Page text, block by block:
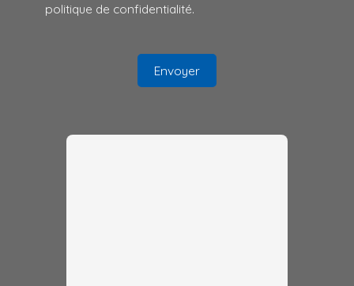
politique de confidentialité.
Envoyer